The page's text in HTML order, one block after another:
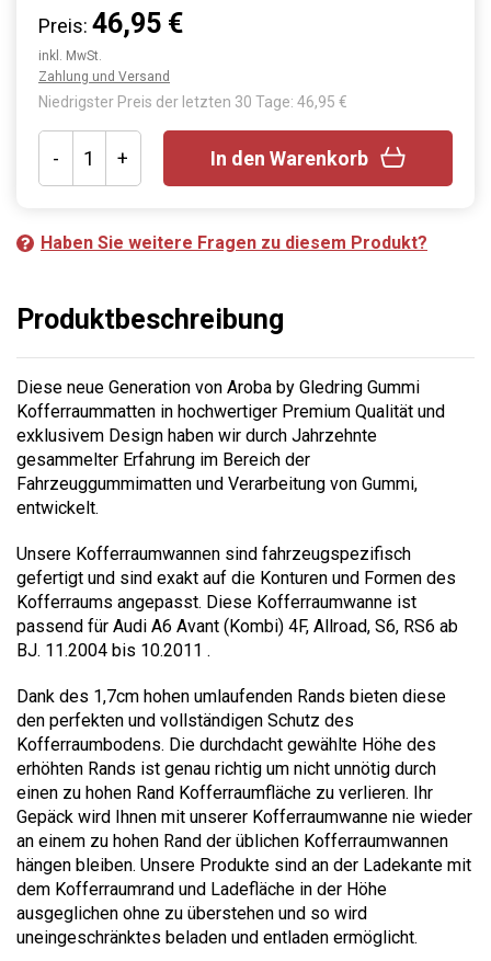
Preis: 46,95 €
inkl. MwSt.
Zahlung und Versand
Niedrigster Preis der letzten 30 Tage: 46,95 €
- + In den Warenkorb
Haben Sie weitere Fragen zu diesem Produkt?
Produktbeschreibung
Diese neue Generation von Aroba by Gledring Gummi
Kofferraummatten in hochwertiger Premium Qualität und
exklusivem Design haben wir durch Jahrzehnte
gesammelter Erfahrung im Bereich der
Fahrzeuggummimatten und Verarbeitung von Gummi,
entwickelt.
Unsere Kofferraumwannen sind fahrzeugspezifisch
gefertigt und sind exakt auf die Konturen und Formen des
Kofferraums angepasst. Diese Kofferraumwanne ist
passend für Audi A6 Avant (Kombi) 4F, Allroad, S6, RS6 ab
BJ. 11.2004 bis 10.2011 .
Dank des 1,7cm hohen umlaufenden Rands bieten diese
den perfekten und vollständigen Schutz des
Kofferraumbodens. Die durchdacht gewählte Höhe des
erhöhten Rands ist genau richtig um nicht unnötig durch
einen zu hohen Rand Kofferraumfläche zu verlieren. Ihr
Gepäck wird Ihnen mit unserer Kofferraumwanne nie wieder
an einem zu hohen Rand der üblichen Kofferraumwannen
hängen bleiben. Unsere Produkte sind an der Ladekante mit
dem Kofferraumrand und Ladefläche in der Höhe
ausgeglichen ohne zu überstehen und so wird
uneingeschränktes beladen und entladen ermöglicht.